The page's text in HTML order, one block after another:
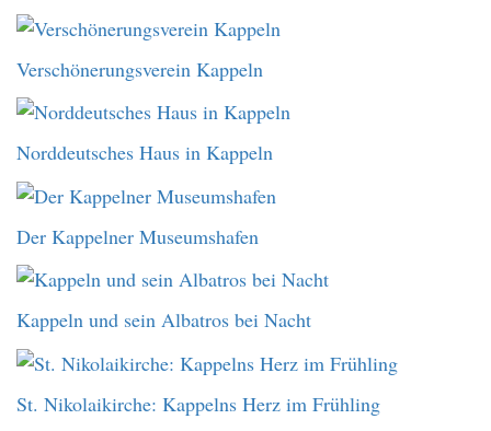
Verschönerungsverein Kappeln
Norddeutsches Haus in Kappeln
Der Kappelner Museumshafen
Kappeln und sein Albatros bei Nacht
St. Nikolaikirche: Kappelns Herz im Frühling